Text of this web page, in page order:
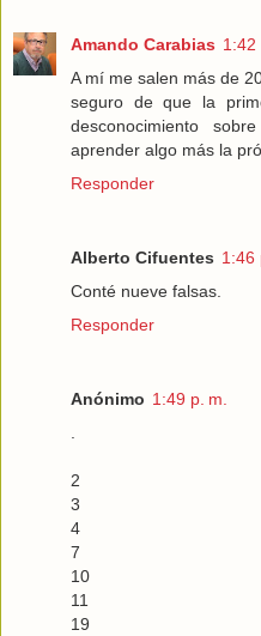
Amando Carabias 1:42
A mí me salen más de
seguro de que la
desconocimiento
aprender algo más la
Responder
Alberto Cifuentes 1:46
Conté nueve falsas.
Responder
Anónimo 1:49 p. m.
2
3
4
7
10
11
19